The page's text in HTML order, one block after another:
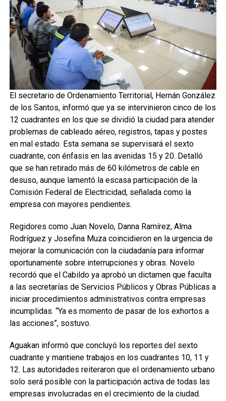
El secretario de Ordenamiento Territorial, Hernán González
de los Santos, informó que ya se intervinieron cinco de los
12 cuadrantes en los que se dividió la ciudad para atender
problemas de cableado aéreo, registros, tapas y postes
en mal estado. Esta semana se supervisará el sexto
cuadrante, con énfasis en las avenidas 15 y 20. Detalló
que se han retirado más de 60 kilómetros de cable en
desuso, aunque lamentó la escasa participación de la
Comisión Federal de Electricidad, señalada como la
empresa con mayores pendientes.
Regidores como Juan Novelo, Danna Ramírez, Alma
Rodríguez y Josefina Muza coincidieron en la urgencia de
mejorar la comunicación con la ciudadanía para informar
oportunamente sobre interrupciones y obras. Novelo
recordó que el Cabildo ya aprobó un dictamen que faculta
a las secretarías de Servicios Públicos y Obras Públicas a
iniciar procedimientos administrativos contra empresas
incumplidas. “Ya es momento de pasar de los exhortos a
las acciones”, sostuvo.
Aguakan informó que concluyó los reportes del sexto
cuadrante y mantiene trabajos en los cuadrantes 10, 11 y
12. Las autoridades reiteraron que el ordenamiento urbano
solo será posible con la participación activa de todas las
empresas involucradas en el crecimiento de la ciudad.